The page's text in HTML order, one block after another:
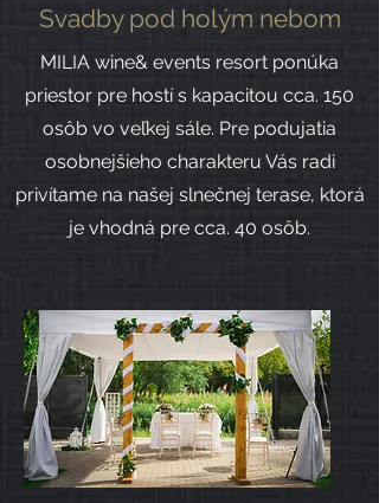
Svadby pod holým nebom
MILIA wine& events resort ponúka
priestor pre hostí s kapacitou cca. 150
osôb vo veľkej sále. Pre podujatia
osobnejšieho charakteru Vás radi
privítame na našej slnečnej terase, ktorá
je vhodná pre cca. 40 osôb.